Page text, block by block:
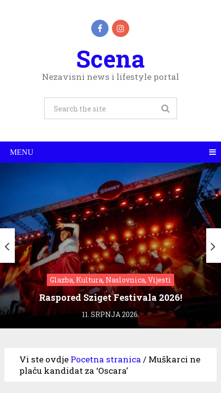
Scena
Nezavisni news i lifestyle portal
MENU
Glazba, Kultura, Naslovnica, Vijesti
Raspored Sziget Festivala 2026!
11. SRPNJA 2026.
Vi ste ovdje Pocetna stranica / Muškarci ne
plaču kandidat za ‘Oscara’